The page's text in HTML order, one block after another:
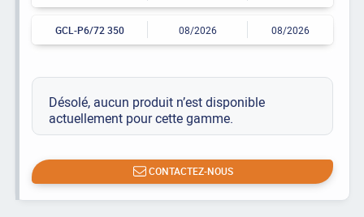
GCL-P6/72 350 08/2026 08/2026
Désolé, aucun produit n’est disponible
actuellement pour cette gamme.
CONTACTEZ-NOUS